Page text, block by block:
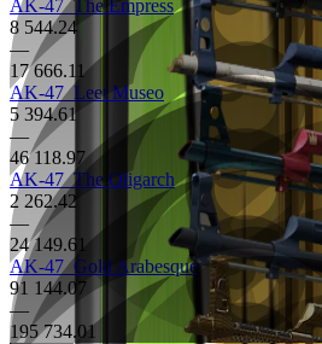
AK-47The Empress
8 544.24
—
17 666.11
AK-47Leet Museo
5 394.61
—
46 118.97
AK-47The Oligarch
2 262.42
—
24 149.61
AK-47Gold Arabesque
91 144.07
—
195 734.01